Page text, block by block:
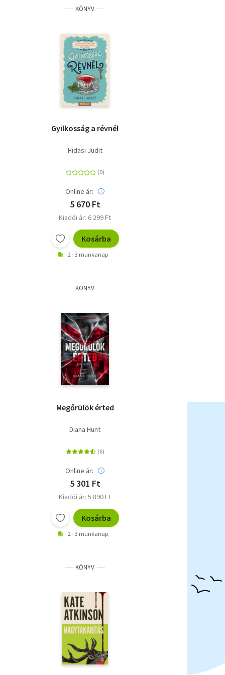
KÖNYV
Gyilkosság a révnél
Hidasi Judit
Online ár:
5 670 Ft
Kiadói ár: 6 299 Ft
Kosárba
2 - 3 munkanap
KÖNYV
Megőrülök érted
Diana Hunt
Online ár:
5 301 Ft
Kiadói ár: 5 890 Ft
Kosárba
2 - 3 munkanap
KÖNYV